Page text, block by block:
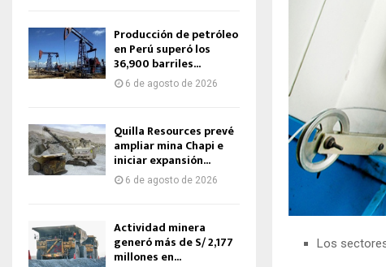
Los
Producción de petróleo
en Perú superó los
36,900 barriles...
6 de agosto de 2026
Quilla Resources prevé
ampliar mina Chapi e
iniciar expansión...
6 de agosto de 2026
Actividad minera
generó más de S/ 2,177
millones en...